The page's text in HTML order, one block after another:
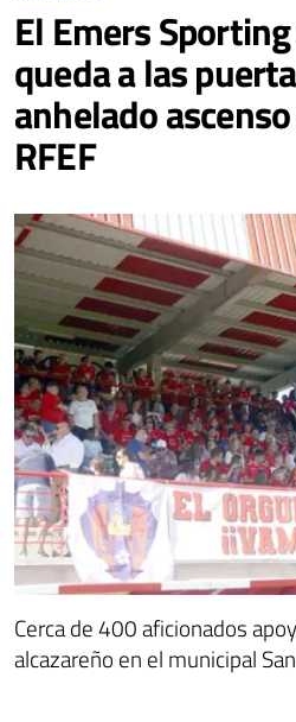
El Emers
queda a las
anhelado
RFEF
Cerca de 400 aficionados
alcazareño en el municipal